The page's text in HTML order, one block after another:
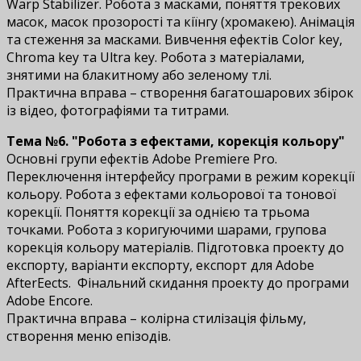
Warp Stabilizer. Робота з масками, поняття трекових
масок, масок прозорості та кіїнгу (хромакею). Анімація
та стеження за масками. Вивчення ефектів Color key,
Chroma key та Ultra key. Робота з матеріалами,
знятими на блакитному або зеленому тлі.
Практична вправа – створення багатошарових збірок
із відео, фотографіями та титрами.
Тема №6. "Робота з ефектами, корекція кольору"
Основні групи ефектів Adobe Premiere Pro.
Переключення інтерфейсу програми в режим корекції
кольору. Робота з ефектами кольорової та тонової
корекції. Поняття корекції за однією та трьома
точками. Робота з коригуючими шарами, групова
корекція кольору матеріалів. Підготовка проекту до
експорту, варіанти експорту, експорт для Adobe
AfterEffects. Фінальний скидання проекту до програми
Adobe Encore.
Практична вправа – колірна стилізація фільму,
створення меню епізодів.